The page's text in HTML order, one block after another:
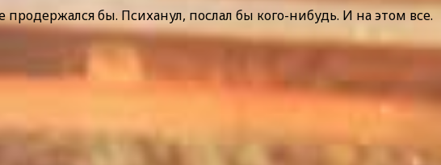
бы. Психанул, послал бы кого-нибудь. И на этом все.